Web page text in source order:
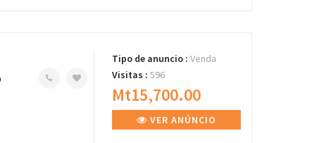
Tipo de anuncio : Venda
Visitas : 596
Mt15,700.00
VER ANÚNCIO